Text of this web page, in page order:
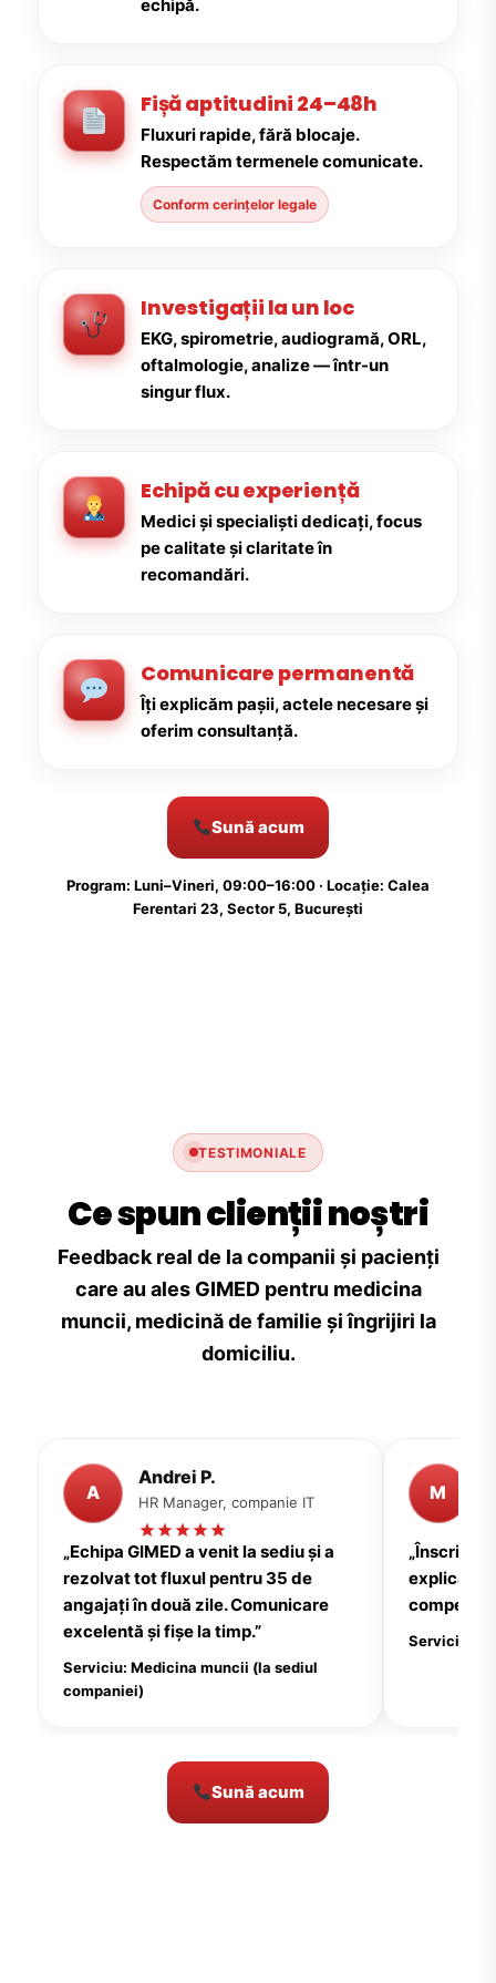
echipă.
Fișă aptitudini 24–48h
Fluxuri rapide, fără blocaje.
Respectăm termenele comunicate.
Conform cerințelor legale
Investigații la un loc
EKG, spirometrie, audiogramă, ORL,
oftalmologie, analize — într-un
singur flux.
Echipă cu experiență
Medici și specialiști dedicați, focus
pe calitate și claritate în
recomandări.
Comunicare permanentă
Îți explicăm pașii, actele necesare și
oferim consultanță.
Sună acum
Program: Luni–Vineri, 09:00–16:00 · Locație: Calea
Ferentari 23, Sector 5, București
TESTIMONIALE
Ce spun clienții noștri
Feedback real de la companii și pacienți
care au ales GIMED pentru medicina
muncii, medicină de familie și îngrijiri la
domiciliu.
A
Andrei P.
HR Manager, companie IT
„Echipa GIMED a venit la sediu și a
rezolvat tot fluxul pentru 35 de
angajați în două zile. Comunicare
excelentă și fișe la timp.”
Serviciu: Medicina muncii (la sediul
companiei)
M
explicații
Serviciu:
Sună acum